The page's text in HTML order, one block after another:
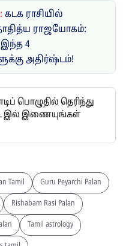
கடக ராசியில்
ராஜயோகம்:
4
அதிர்ஷ்டம்!
பொழுதில் தெரிந்து
இல் இணையுங்கள்
Tamil Guru Peyarchi Palan
Rishabam Rasi Palan
Tamil astrology